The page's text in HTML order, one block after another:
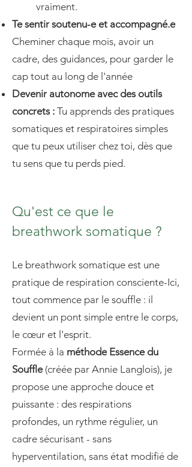
vraiment.
Te sentir soutenu-e et accompagné.e
Cheminer chaque mois, avoir un
cadre, des guidances, pour garder le
cap tout au long de l'année​​
Devenir autonome avec des outils
concrets : Tu apprends des pratiques
somatiques et respiratoires simples
que tu peux utiliser chez toi, dès que
tu sens que tu perds pied.
Qu'est ce que le
breathwork somatique ?
Le breathwork somatique est une
pratique de respiration consciente-Ici,
tout commence par le souffle : il
devient un pont simple entre le corps,
le cœur et l'esprit.
Formée à la méthode Essence du
Souffle(créée par Annie Langlois), je
propose une approche douce et
puissante : des respirations
profondes, un rythme régulier, un
cadre sécurisant - sans
hyperventilation, sans état modifié de